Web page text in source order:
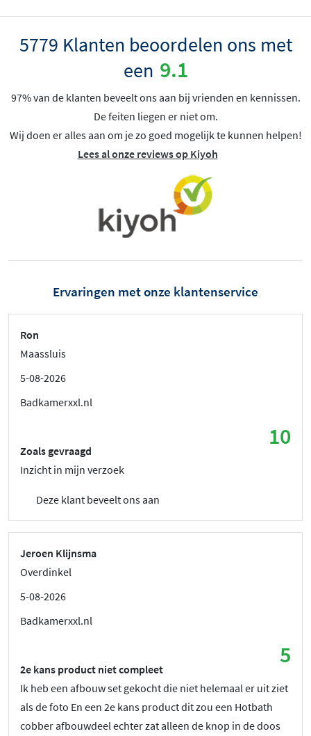
5779 Klanten beoordelen ons met
een 9.1
97% van de klanten beveelt ons aan bij vrienden en kennissen.
De feiten liegen er niet om.
Wij doen er alles aan om je zo goed mogelijk te kunnen helpen!
Lees al onze reviews op Kiyoh
Ervaringen met onze klantenservice
Ron
Maassluis
5-08-2026
Badkamerxxl.nl
10
Zoals gevraagd
Inzicht in mijn verzoek
Deze klant beveelt ons aan
Jeroen Klijnsma
Overdinkel
5-08-2026
Badkamerxxl.nl
5
2e kans product niet compleet
Ik heb een afbouw set gekocht die niet helemaal er uit ziet
als de foto En een 2e kans product dit zou een Hotbath
cobber afbouwdeel echter zat alleen de knop in de doos